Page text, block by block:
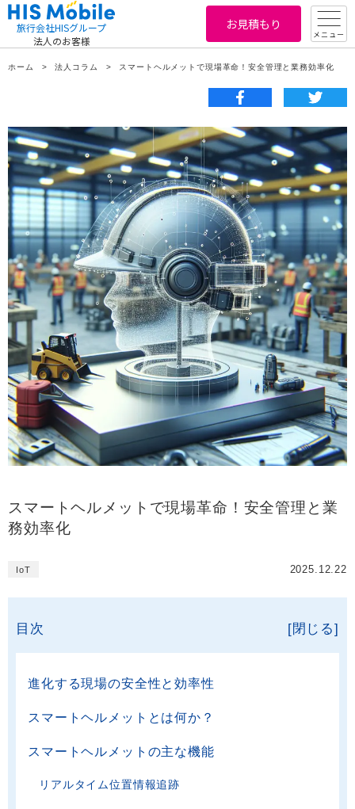
旅行会社HISグループ
法人のお客様
お見積もり
メニュー
ホーム 法人コラム スマートヘルメットで現場革命！安全管理と業務効率化
スマートヘルメットで現場革命！安全管理と業
務効率化
IoT 2025.12.22
目次 [閉じる]
進化する現場の安全性と効率性
スマートヘルメットとは何か？
スマートヘルメットの主な機能
リアルタイム位置情報追跡